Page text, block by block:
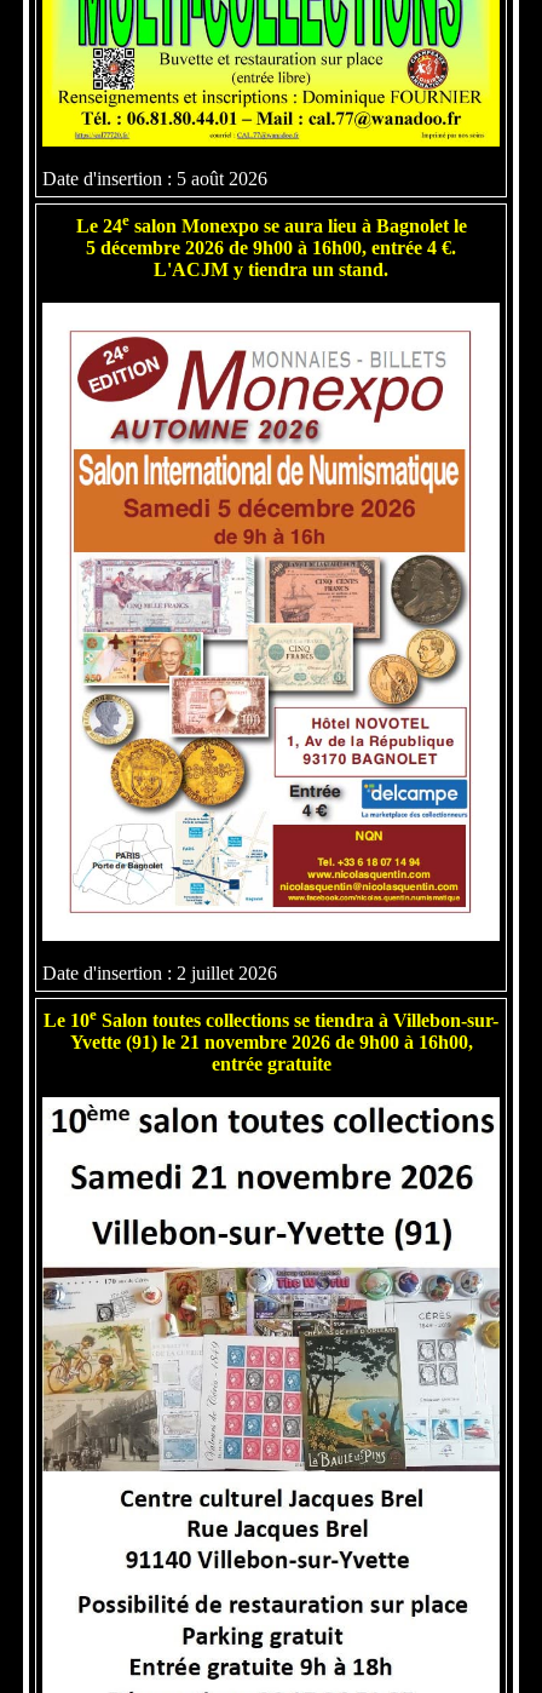
Date d'insertion : 5 août 2026
Le 24esalon Monexpo se aura lieu à Bagnolet le
5 décembre 2026 de 9h00 à 16h00, entrée 4 €.
L'ACJM y tiendra un stand.
Date d'insertion : 2 juillet 2026
Le 10e Salon toutes collections se tiendra à Villebon-sur-
Yvette (91) le 21 novembre 2026 de 9h00 à 16h00,
entrée gratuite